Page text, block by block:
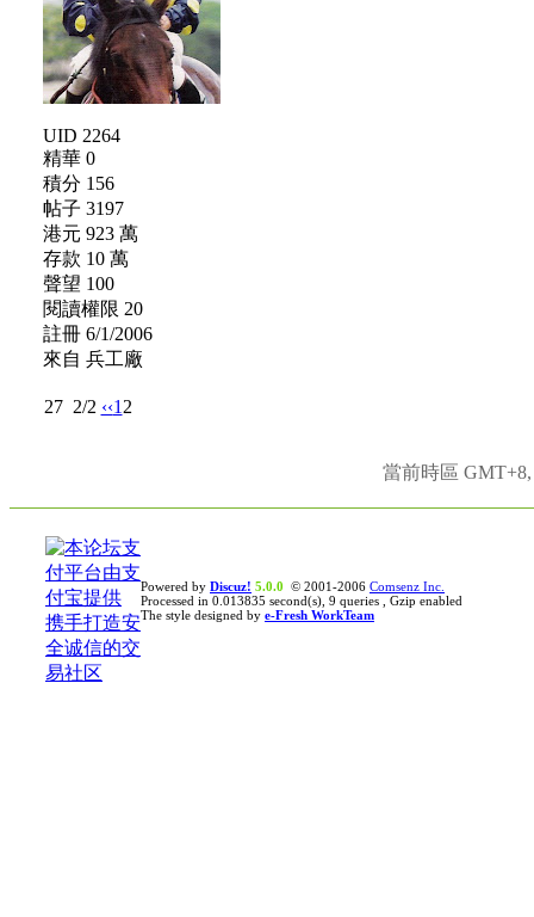
UID 2264
精華 0
積分 156
帖子 3197
港元 923 萬
存款 10 萬
聲望 100
閱讀權限 20
註冊 6/1/2006
來自 兵工廠
27 2/2 ‹‹1 2
當前時區
Powered by Discuz! 5.0.0 © 2001-2006 Comsenz Inc.
Processed in 0.013835 second(s), 9 queries , Gzip enabled
The style designed by e-Fresh WorkTeam